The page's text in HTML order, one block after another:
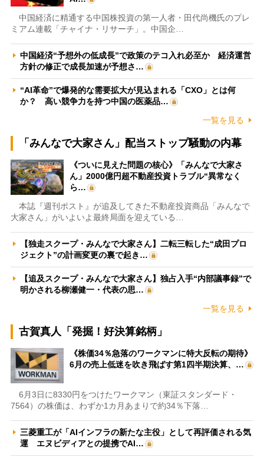
中国経済に精通する中国株投資の第一人者・田代尚機氏のプレ
ミアム連載「チャイナ・リサーチ」。中国企…
中国経済“予想外の低成長”で政策のテコ入れ必至か 経済運営
方針の修正で成長加速が予想さ…
“AI革命”で爆発的な需要拡大が見込まれる「CXO」とは何
か？ 高い競争力を持つ中国の医薬品…
一覧を見る
「みんなで大家さん」配当ストップ騒動の内幕
《ついに見えた問題の核心》「みんなで大家さ
ん」2000億円超不動産投資トラブル“異常なく
ら…
本誌『週刊ポスト』が追及してきた不動産投資商品「みんなで
大家さん」がいよいよ最終局面を迎えている…
【独走スクープ・みんなで大家さん】二転三転した“成田プロ
ジェクト”の計画変更の裏で起き…
【追及スクープ・みんなで大家さん】独占入手“内部議事録”で
明かされる柳瀬健一・代表の思…
一覧を見る
古賀真人「発掘！好決算銘柄」
《株価34％急落のワークマンに特大反転の期待》
6月の売上低迷を吹き飛ばす第1四半期決算、…
6月3日に8330円をつけたワークマン（東証スタンダード・
7564）の株価は、わずか1カ月あまりで約34％下落…
三菱重工が「AIインフラの新たな主役」として再評価される気
運 エヌビディアとの提携でAI…